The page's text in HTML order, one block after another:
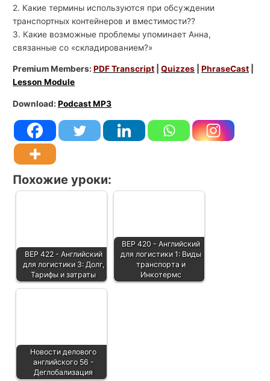
2. Какие термины используются при обсуждении
транспортных контейнеров и вместимости??
3. Какие возможные проблемы упоминает Анна,
связанные со «складированием?»
Premium Members:PDF Transcript |Quizzes |PhraseCast
Lesson Module
Download:Podcast MP3
Похожие уроки:
BEP 422 - Английский
для логистики 3: Долг,
Тарифы и затраты
BEP 420 - Английский
для логистики 1: Виды
транспорта и
Инкотермс
Новости делового
английского 56 -
Деглобализация